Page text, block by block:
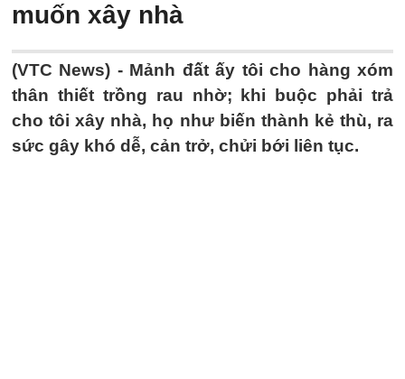
muốn xây nhà
(VTC News) - Mảnh đất ấy tôi cho hàng xóm
thân thiết trồng rau nhờ; khi buộc phải trả
cho tôi xây nhà, họ như biến thành kẻ thù, ra
sức gây khó dễ, cản trở, chửi bới liên tục.